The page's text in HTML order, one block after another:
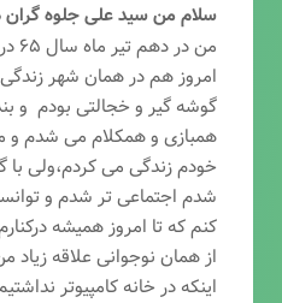
سلام من سید علی جلوه
من
امروز هم در همان شهر
گوشه گیر و خجالتی بودم و
همبازی و همکلام می شدم و
خودم زندگی می کردم،ولی با
شدم اجتماعی تر شدم و
کنم که تا امروز همیشه
از همان نوجوانی علاقه زیاد
اینکه در خانه کامپیوتر